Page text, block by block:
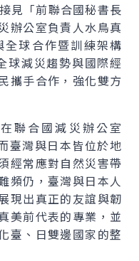
見「前聯合國秘書長
辦公室負責人水鳥真
球合作暨訓練架構
球減災趨勢與國際經
攜手合作，強化雙方
聯合國減災辦公室
臺灣與日本皆位於地
經常應對自然災害帶
頻仍，臺灣與日本人
現出真正的友誼與韌
美前代表的專業，並
臺、日雙邊國家的整